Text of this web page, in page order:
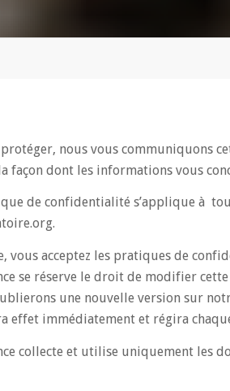
nous vous communiquons
façon dont les informations vous
de confidentialité s’applique à
vous acceptez les pratiques de
se réserve le droit de modifier
une nouvelle version sur
effet immédiatement et régira
collecte et utilise uniquement les